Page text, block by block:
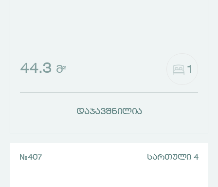
44.3 Მ² 1
დაჯავშნილია
№407 ᲡᲐᲠᲗᲣᲚᲘ 4